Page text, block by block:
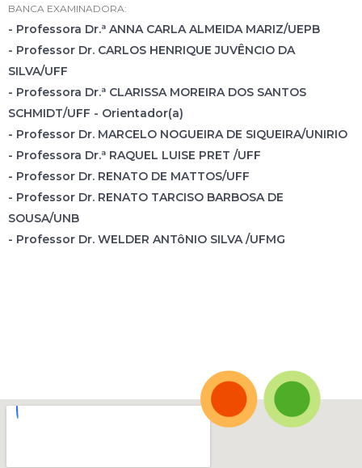
BANCA EXAMINADORA:
- Professora Dr.ª ANNA CARLA ALMEIDA MARIZ/UEPB
- Professor Dr. CARLOS HENRIQUE JUVÊNCIO DA
SILVA/UFF
- Professora Dr.ª CLARISSA MOREIRA DOS SANTOS
SCHMIDT/UFF - Orientador(a)
- Professor Dr. MARCELO NOGUEIRA DE SIQUEIRA/UNIRIO
- Professora Dr.ª RAQUEL LUISE PRET /UFF
- Professor Dr. RENATO DE MATTOS/UFF
- Professor Dr. RENATO TARCISO BARBOSA DE
SOUSA/UNB
- Professor Dr. WELDER ANTôNIO SILVA /UFMG